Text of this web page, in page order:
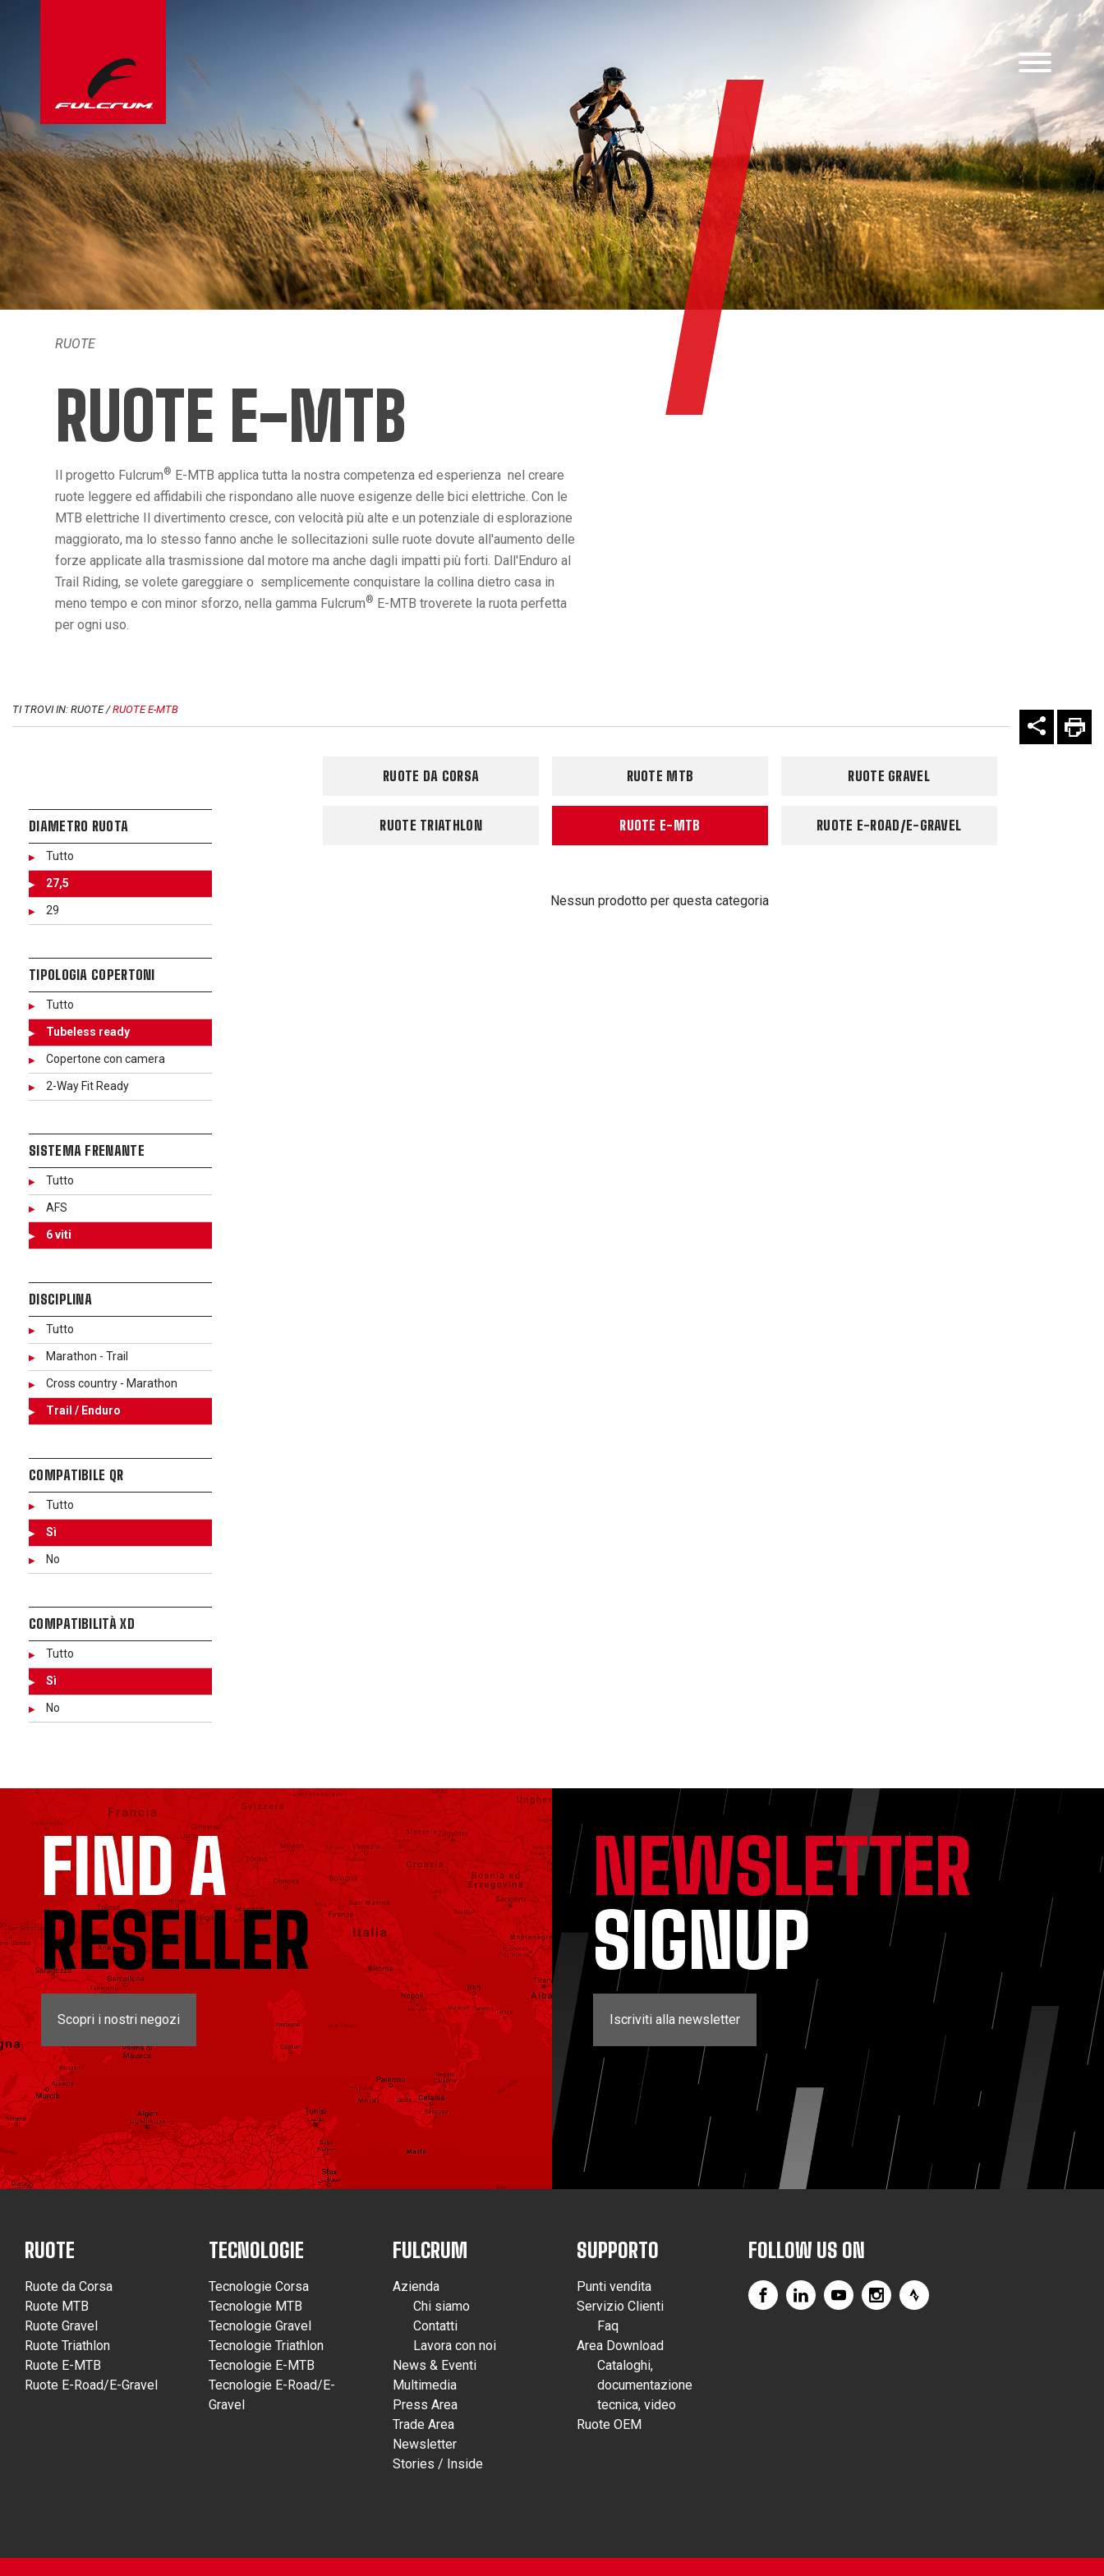
RUOTE
RUOTE E-MTB
Il progetto Fulcrum® E-MTB applica tutta la nostra competenza ed esperienza nel creare
ruote leggere ed affidabili che rispondano alle nuove esigenze delle bici elettriche. Con le
MTB elettriche Il divertimento cresce, con velocità più alte e un potenziale di esplorazione
maggiorato, ma lo stesso fanno anche le sollecitazioni sulle ruote dovute all'aumento delle
forze applicate alla trasmissione dal motore ma anche dagli impatti più forti. Dall'Enduro al
Trail Riding, se volete gareggiare o semplicemente conquistare la collina dietro casa in
meno tempo e con minor sforzo, nella gamma Fulcrum® E-MTB troverete la ruota perfetta
per ogni uso.
TI TROVI IN: RUOTE /RUOTE E-MTB
DIAMETRO RUOTA
Tutto
27,5
29
TIPOLOGIA COPERTONI
Tutto
Tubeless ready
Copertone con camera
2-Way Fit Ready
SISTEMA FRENANTE
Tutto
AFS
6 viti
DISCIPLINA
Tutto
Marathon - Trail
Cross country - Marathon
Trail / Enduro
COMPATIBILE QR
Tutto
Sì
No
COMPATIBILITÀ XD
Tutto
Sì
No
RUOTE DA CORSA RUOTE MTB RUOTE GRAVEL
RUOTE TRIATHLON RUOTE E-MTB RUOTE E-ROAD/E-GRAVEL
Nessun prodotto per questa categoria
FIND A
RESELLER
Scopri i nostri negozi
NEWSLETTER
SIGNUP
Iscriviti alla newsletter
RUOTE
Ruote da Corsa
Ruote MTB
Ruote Gravel
Ruote Triathlon
Ruote E-MTB
Ruote E-Road/E-Gravel
TECNOLOGIE
Tecnologie Corsa
Tecnologie MTB
Tecnologie Gravel
Tecnologie Triathlon
Tecnologie E-MTB
Tecnologie E-Road/E-
Gravel
FULCRUM
Azienda
Chi siamo
Contatti
Lavora con noi
News & Eventi
Multimedia
Press Area
Trade Area
Newsletter
Stories / Inside
SUPPORTO
Punti vendita
Servizio Clienti
Faq
Area Download
Cataloghi,
documentazione
tecnica, video
Ruote OEM
FOLLOW US ON